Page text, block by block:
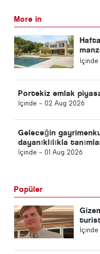
More in
Portekiz emlak
İçinde - 02 Aug 2026
Geleceğin
dayanıklılıkla
İçinde - 01 Aug 2026
Popüler